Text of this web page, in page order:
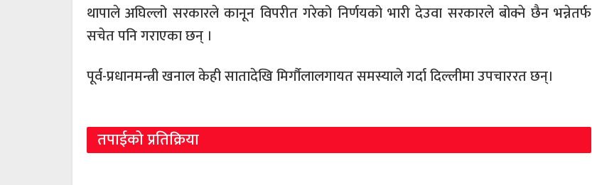
थापाले अघिल्लो सरकारले कानून विपरीत गरेको निर्णयको भारी देउवा सरकारले बोक्ने छैन भन्नेतर्फ
सचेत पनि गराएका छन् ।
पूर्व-प्रधानमन्त्री खनाल केही सातादेखि मिर्गौलालगायत समस्याले गर्दा दिल्लीमा उपचाररत छन्।
तपाईको प्रतिक्रिया